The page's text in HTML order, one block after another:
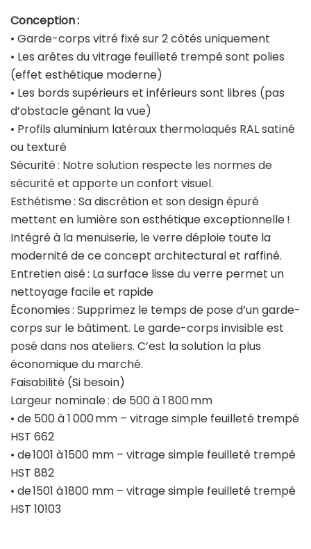
Conception :
• Garde-corps vitré fixé sur 2 côtés uniquement
• Les arêtes du vitrage feuilleté trempé sont polies
(effet esthétique moderne)
• Les bords supérieurs et inférieurs sont libres (pas
d’obstacle gênant la vue)
• Profils aluminium latéraux thermolaqués RAL satiné
ou texturé
Sécurité : Notre solution respecte les normes de
sécurité et apporte un confort visuel.
Esthétisme : Sa discrétion et son design épuré
mettent en lumière son esthétique exceptionnelle !
Intégré à la menuiserie, le verre déploie toute la
modernité de ce concept architectural et raffiné.
Entretien aisé : La surface lisse du verre permet un
nettoyage facile et rapide
Économies : Supprimez le temps de pose d’un garde-
corps sur le bâtiment. Le garde-corps invisible est
posé dans nos ateliers. C’est la solution la plus
économique du marché.
Faisabilité (Si besoin)
Largeur nominale : de 500 à 1 800 mm
• de 500 à 1 000 mm – vitrage simple feuilleté trempé
HST 662
• de 1001 à 1500 mm – vitrage simple feuilleté trempé
HST 882
• de 1501 à 1800 mm – vitrage simple feuilleté trempé
HST 10103